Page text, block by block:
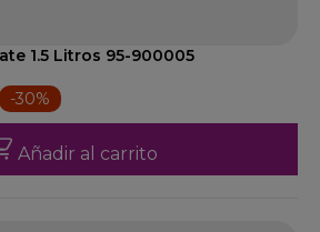
Calentador chocolate 1.5 Litros 95-900005
-30%
Añadir al carrito